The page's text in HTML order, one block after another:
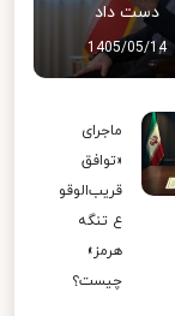
دست داد
1405/05/14
ماجرای
«توافق
قریب‌الوقو
ع تنگه
هرمز»
چیست؟